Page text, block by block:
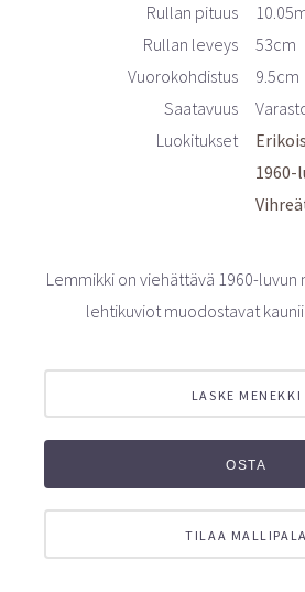
Rullan pituus
Rullan leveys
53cm
Vuorokohdistus
9.5cm
Saatavuus
Luokitukset
1960-
Lemmikki on viehättävä 1960-luvun
lehtikuviot muodostavat
LASKE MENEKKI
OSTA
TILAA MALLIPALA